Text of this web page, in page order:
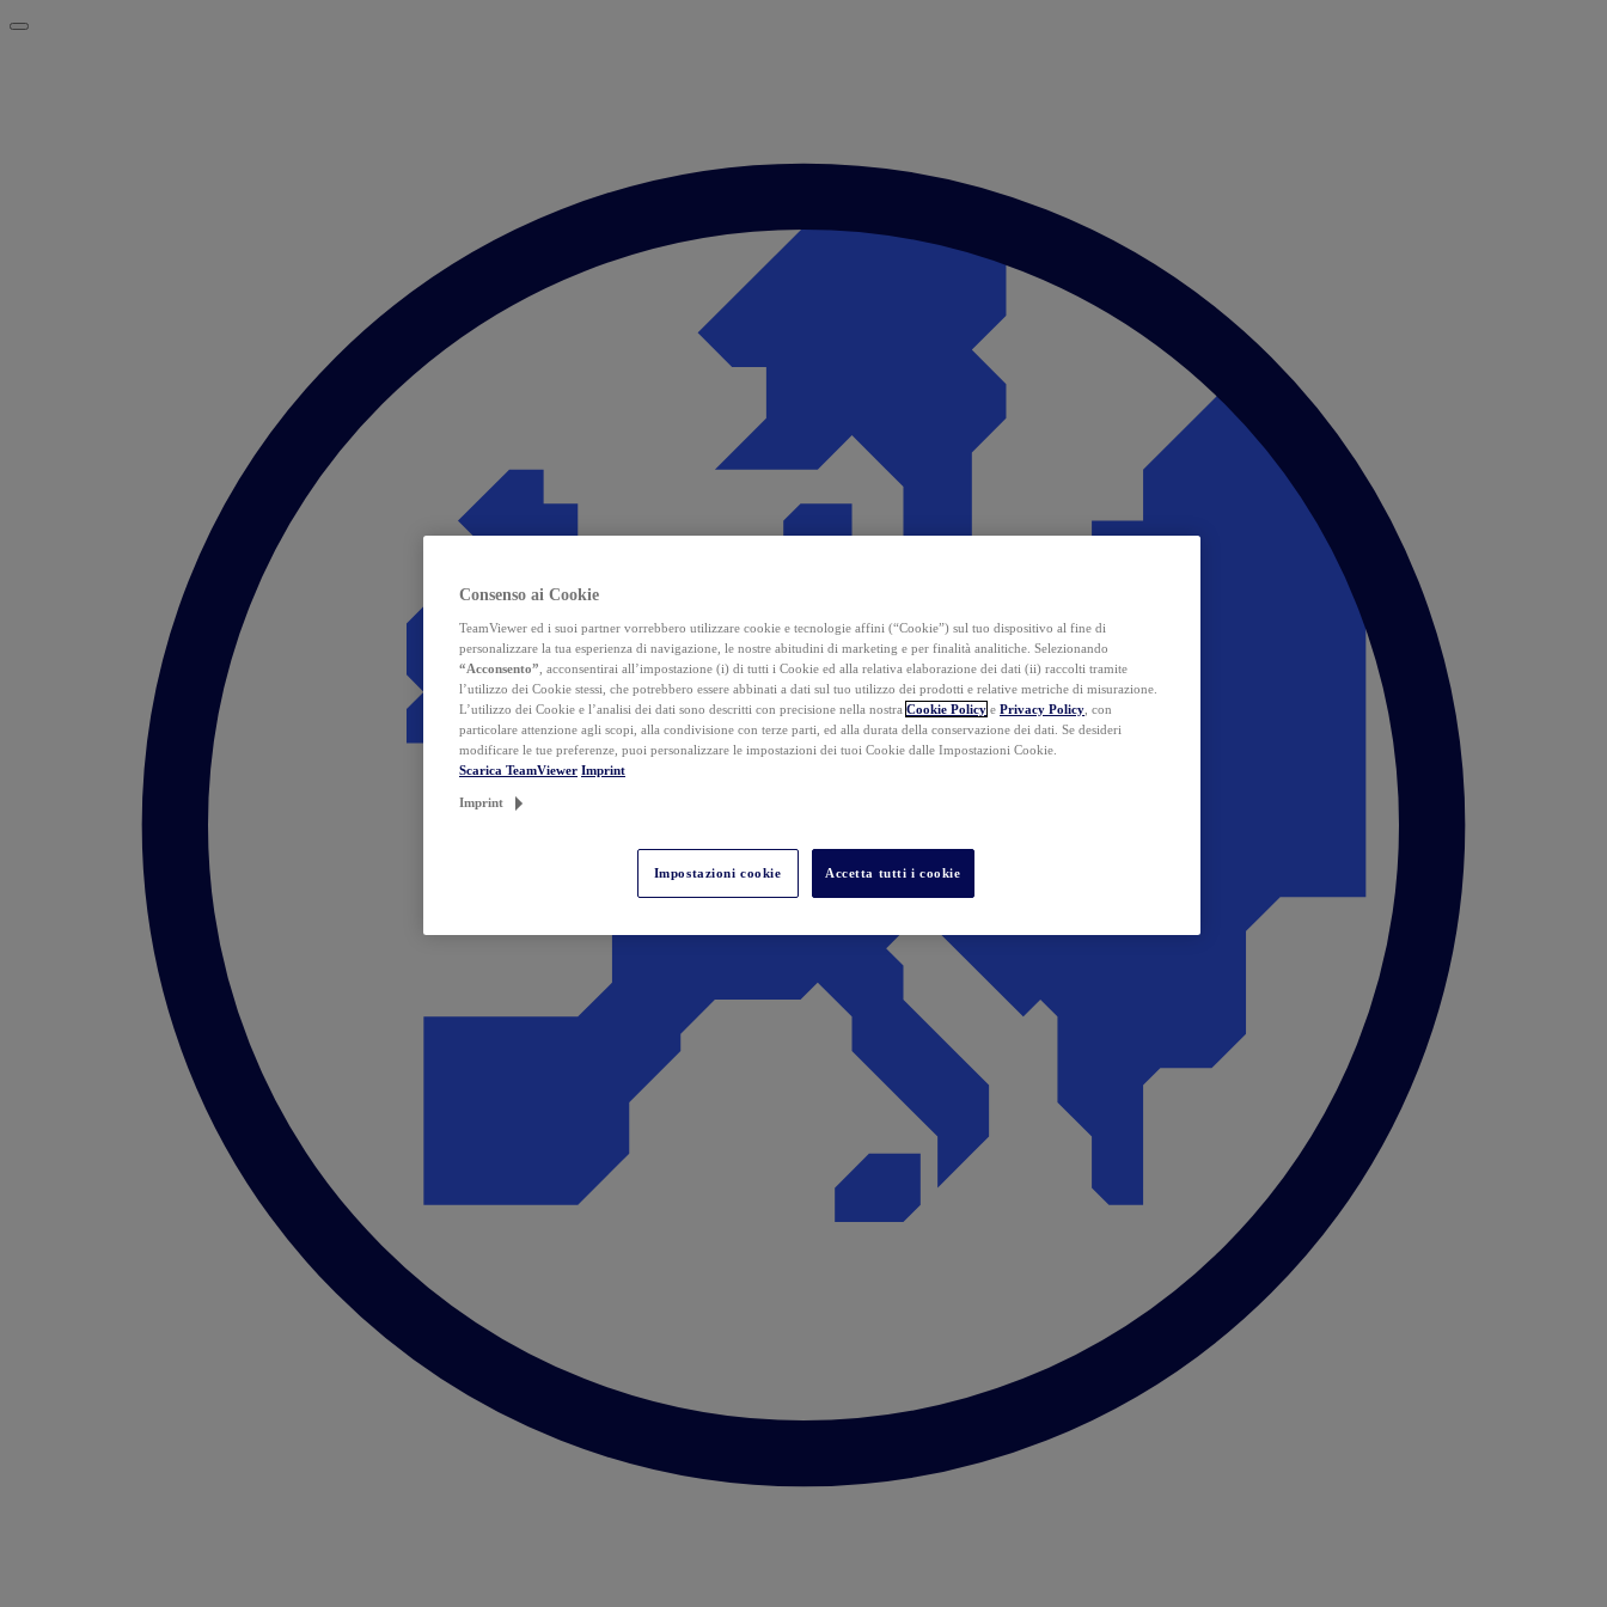
Consenso ai Cookie
TeamViewer ed i suoi partner vorrebbero utilizzare cookie e tecnologie affini (“Cookie”) sul tuo dispositivo al fine di
personalizzare la tua esperienza di navigazione, le nostre abitudini di marketing e per finalità analitiche. Selezionando
“Acconsento” , acconsentirai all’impostazione (i) di tutti i Cookie ed alla relativa elaborazione dei dati (ii) raccolti tramite
l’utilizzo dei Cookie stessi, che potrebbero essere abbinati a dati sul tuo utilizzo dei prodotti e relative metriche di misurazione.
L’utilizzo dei Cookie e l’analisi dei dati sono descritti con precisione nella nostra Cookie Policy e Privacy Policy , con
particolare attenzione agli scopi, alla condivisione con terze parti, ed alla durata della conservazione dei dati. Se desideri
modificare le tue preferenze, puoi personalizzare le impostazioni dei tuoi Cookie dalle Impostazioni Cookie.
Scarica TeamViewer Imprint
Imprint
Impostazioni cookie Accetta tutti i cookie